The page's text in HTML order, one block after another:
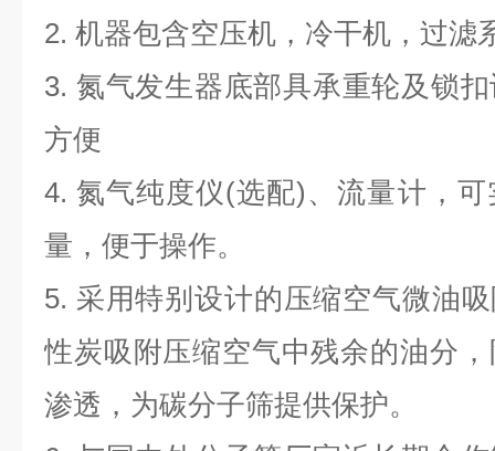
2. 机器包含空压机，冷干机，过滤
3. 氮气发生器底部具承重轮及锁
方便
4. 氮气纯度仪(选配)、流量计，
量，便于操作。
5. 采用特别设计的压缩空气微油
性炭吸附压缩空气中残余的油分
渗透，为碳分子筛提供保护。